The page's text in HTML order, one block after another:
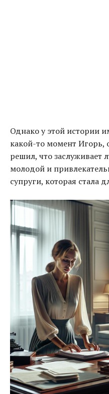
Однако у этой истории
какой-то момент Игорь,
решил, что заслуживает
молодой и
супруги, которая стала